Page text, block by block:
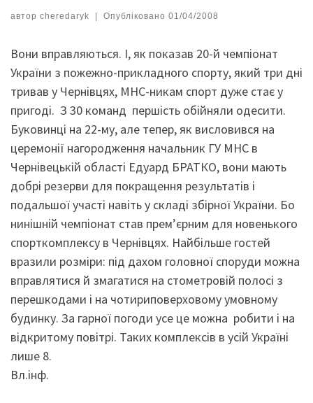
автор cheredaryk | Опубліковано 01/04/2008
Вони вправляються. І, як показав 20-й чемпіонат
України з пожежно-прикладного спорту, який три дні
тривав у Чернівцях, МНС-никам спорт дуже стає у
пригоді. З 30 команд першість обійняли одесити.
Буковинці на 22-му, але тепер, як висловився на
церемонії нагородження начальник ГУ МНС в
Чернівецькій області Едуард БРАТКО, вони мають
добрі резерви для покращення результатів і
подальшої участі навіть у складі збірної України. Бо
нинішній чемпіонат став прем’єрним для новенького
спорткомплексу в Чернівцях. Найбільше гостей
вразили розміри: під дахом головної споруди можна
вправлятися й змагатися на стометровій полосі з
перешкодами і на чотириповерховому умовному
будинку. За гарної погоди усе це можна робити і на
відкритому повітрі. Таких комплексів в усій Україні
лише 8.
Вл.інф.